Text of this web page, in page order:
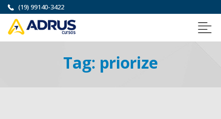
(19) 99140-3422
Tag: priorize